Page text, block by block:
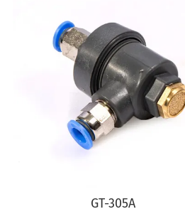
GT-305A